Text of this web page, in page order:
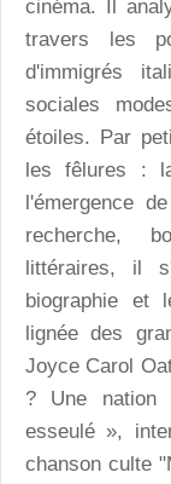
cinéma. Il
travers les
d'immigrés
sociales
étoiles. Par
les fêlures :
l'émergence
recherche,
littéraires, il
biographie et
lignée des
Joyce Carol
? Une nation
esseulé »,
chanson culte